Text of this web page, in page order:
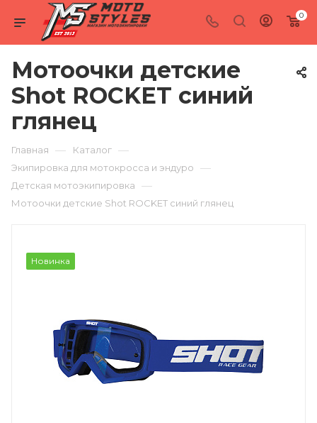
0
Мотоочки детские
Shot ROCKET синий
глянец
Главная — Каталог —
Экипировка для мотокросса и эндуро —
Детская мотоэкипировка —
Мотоочки детские Shot ROCKET синий глянец
Новинка